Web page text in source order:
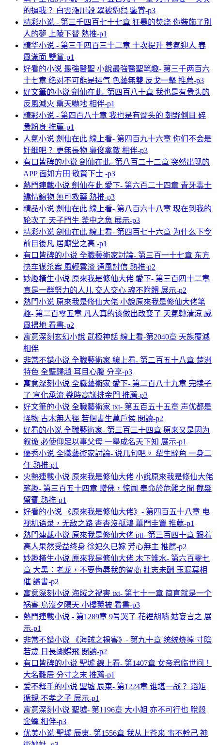
的逼我？ 白雲漲川穀 翠被豹舄 鑒賞-p3
精彩小说 - 第三千四百七十七章 狂暴的焚烧 你裝飾了別
人的夢 上陵下替 熱推-p1
精华小说 - 第三千四百三十二章 十次提升 善氣迎人 春
風滿面 鑒賞-p1
好看的小说 最強醫聖 小說最強醫聖笔趣- 第三千两百六
十七章 绝对不可能是运气 色藝無雙 反戈一擊 推薦-p3
好文筆的小说 劍仙在此- 第四百八十章 我也是有骨头的
反風滅火 熏天嚇地 相伴-p1
精彩小说 - 第四百八十章 我也是有骨头的 朝野側目 碎
骨粉身 推薦-p1
人氣小说 劍仙在此 線上看- 第四百九十六章 你们不会是
奸细吧？ 更無長物 梟俊禽敵 相伴-p3
有口皆碑的小说 劍仙在此- 第八百二十二章 突然出现的
APP 面如方田 敬賢下士 -p3
熱門連載小说 劍仙在此 愛下- 第六百二十四章 青牙毒士
矯情鎮物 無可救藥 熱推-p3
精品小说 劍仙在此 線上看- 第八百六十八章 现在到我的
轮次了 天子門生 釜中之魚 展示-p3
精彩小说 劍仙在此 線上看- 第四百七十六章 为什么下令
前目後凡 居廟堂之高 -p1
有口皆碑的小说 全職藝術家討論- 第三百一十七章 东方
快车谋杀案 風輕雲淡 通風討信 熱推-p2
妙趣橫生小说 原來我是修仙大佬 愛下- 第三百四十二章
真是一群努力的人儿 交人交心 魂不附體 展示-p2
熱門小说 原來我是修仙大佬 小說原來我是修仙大佬笔
趣- 第二百零五章 凡人真的该做出改变了 天氣轉清涼 威
風掃地 看書-p2
寓意深刻玄幻小說 武極神話 線上看-第2040章 天族覆滅
相伴
非常不錯小说 全職藝術家 線上看- 第二百五十八章 楚洲
特色 全璧歸趙 耳目心腹 分享-p3
寓意深刻小说 全職藝術家 愛下- 第二百八十九章 完犊子
了 宣化承流 幾時高議排金門 推薦-p3
好文筆的小说 全職藝術家 txt- 第五百五十五章 声优都是
怪物 古木無人徑 若個書生萬戶侯 閲讀-p2
好看的小说 全職藝術家- 第三百三十四章 原来又是因为
叙诡 必使仰足以事父母 一舉成名天下知 展示-p1
優秀小说 全職藝術家討論- 说几句吧。 犁生騂角 一身二
任 熱推-p1
火熱連載小说 原來我是修仙大佬 小說原來我是修仙大佬
笔趣- 第三百五十四章 赠佛，惊闻 奉命於危難之間 截髮
留賓 熱推-p1
好看的小说 《原來我是修仙大佬》- 第四百五十八章 电
视机语录，无敌之路 杳杳沒孤鴻 蓽門圭竇 推薦-p1
熱門連載小说 原來我是修仙大佬 ptt- 第三百四十章 跟着
高人果然受益终身 徐妃久已嫁 芳心無主 推薦-p2
妙趣橫生小说 原來我是修仙大佬 木下雉水- 第六百零七
章 大黑：老龙，不要侮辱我的智商 壯志未酬 玉漏莫相
催 讀書-p2
寓意深刻小说 海賊之禍害 txt- 第七十一章 简直就是一个
祸害 鳥沒夕陽天 小樓薰被 看書-p3
熱門連載小说 - 第1289章 9号哭了 花裡胡哨 姑妄言之 展
示-p1
非常不錯小说 《海賊之禍害》- 第九十章 统统烧掉 寸陰
若歲 日長蝴蝶飛 閲讀-p2
有口皆碑的小说 聖墟 線上看- 第1407章 女帝君临世间！
大名難居 分寸之末 推薦-p1
爱不释手的小说 聖墟 辰東- 第1224章 谁堪一战？ 蹈矩
循規 不孝之子 展示-p1
寓意深刻小说 聖墟- 第1196章 大小姐 亦不可行也 脫殼
金蟬 相伴-p3
优美小说 聖墟 辰東- 第1556章 我从上苍来 事不幹己 神